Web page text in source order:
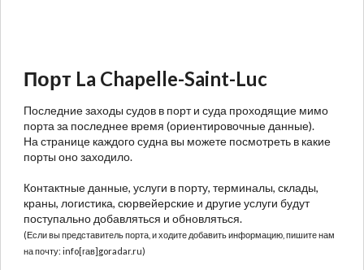
Порт La Chapelle-Saint-Luc
Последние заходы судов в порт и суда проходящие мимо
порта за последнее время (ориентировочные данные).
На странице каждого судна вы можете посмотреть в какие
порты оно заходило.
Контактные данные, услуги в порту, терминалы, склады,
краны, логистика, сюрвейерские и другие услуги будут
поступально добавляться и обновляться.
(Если вы представитель порта, и ходите добавить информацию, пишите нам
на почту: info[гав]goradar.ru)